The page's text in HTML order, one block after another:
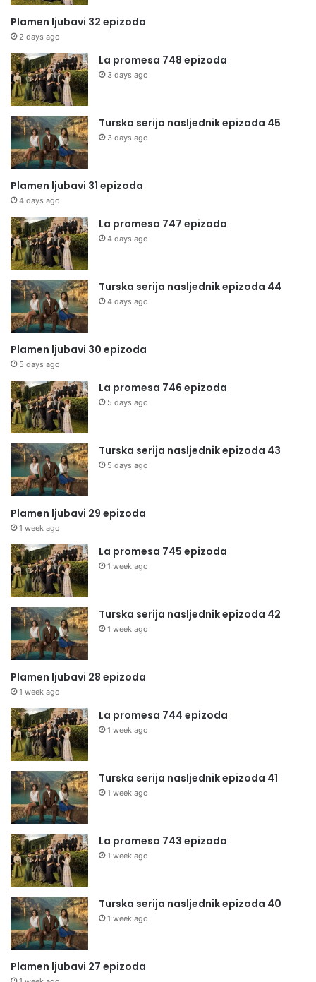
Plamen ljubavi 32 epizoda
2 days ago
La promesa 748 epizoda
3 days ago
Turska serija nasljednik epizoda 45
3 days ago
Plamen ljubavi 31 epizoda
4 days ago
La promesa 747 epizoda
4 days ago
Turska serija nasljednik epizoda 44
4 days ago
Plamen ljubavi 30 epizoda
5 days ago
La promesa 746 epizoda
5 days ago
Turska serija nasljednik epizoda 43
5 days ago
Plamen ljubavi 29 epizoda
1 week ago
La promesa 745 epizoda
1 week ago
Turska serija nasljednik epizoda 42
1 week ago
Plamen ljubavi 28 epizoda
1 week ago
La promesa 744 epizoda
1 week ago
Turska serija nasljednik epizoda 41
1 week ago
La promesa 743 epizoda
1 week ago
Turska serija nasljednik epizoda 40
1 week ago
Plamen ljubavi 27 epizoda